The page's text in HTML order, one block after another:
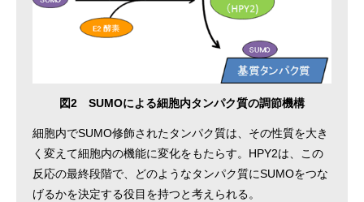
図2 SUMOによる細胞内タンパク質の調節機構
細胞内でSUMO修飾されたタンパク質は、その性質を大き
く変えて細胞内の機能に変化をもたらす。HPY2は、この
反応の最終段階で、どのようなタンパク質にSUMOをつな
げるかを決定する役目を持つと考えられる。